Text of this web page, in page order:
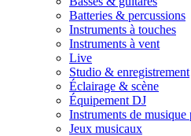
Batteries & percussions
Instruments à touches
Instruments à vent
Live
Studio & enregistrement
Éclairage & scène
Équipement DJ
Instruments de musique
Jeux musicaux